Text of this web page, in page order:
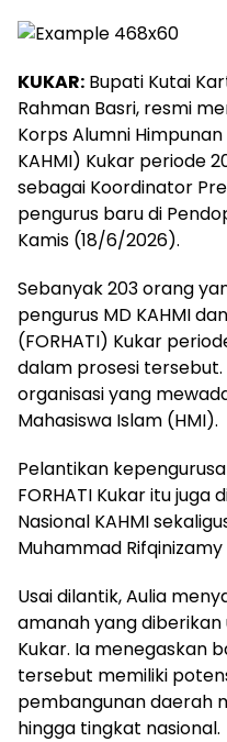
KUKAR: Bupati Kutai
Rahman Basri, resmi
Korps Alumni
KAHMI) Kukar periode
sebagai Koordinator
pengurus baru di
Kamis (18/6/2026).
Sebanyak 203 orang
pengurus MD KAHMI
(FORHATI) Kukar
dalam prosesi tersebut.
organisasi yang
Mahasiswa Islam (HMI).
Pelantikan
FORHATI Kukar itu juga
Nasional KAHMI
Muhammad Rifqinizamy
Usai dilantik, Aulia
amanah yang diberikan
Kukar. Ia menegaskan
tersebut memiliki
pembangunan daerah
hingga tingkat nasional.